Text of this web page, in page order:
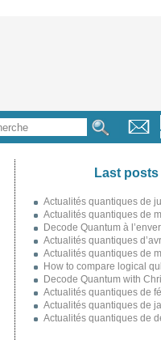
Last
Actualités quantiques de
Actualités quantiques de
Decode Quantum à
Actualités quantiques
Actualités quantiques de
How to compare logical
Decode Quantum with
Actualités quantiques de
Actualités quantiques de
Actualités quantiques de